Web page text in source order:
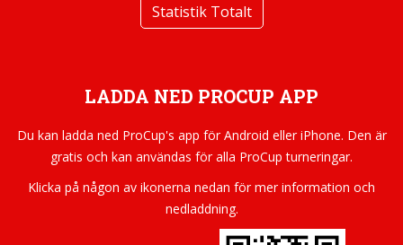
Statistik Totalt
LADDA NED PROCUP APP
Du kan ladda ned ProCup's app för Android eller iPhone. Den är
gratis och kan användas för alla ProCup turneringar.
Klicka på någon av ikonerna nedan för mer information och
nedladdning.